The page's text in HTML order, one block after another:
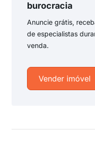
burocracia
Anuncie grátis,
de especialistas
venda.
Vender imóvel